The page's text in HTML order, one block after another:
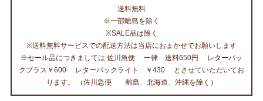
送料無料
※一部離島を除く
※SALE品は除く
※送料無料サービスでの配送方法は当店におまかせでお願いします
※セール品につきましては 佐川急便 一律 送料650円 レターパッ
クプラス￥600 レターパックライト ￥430 とさせていただいてお
ります。 （佐川急便 離島、北海道、沖縄を除く）